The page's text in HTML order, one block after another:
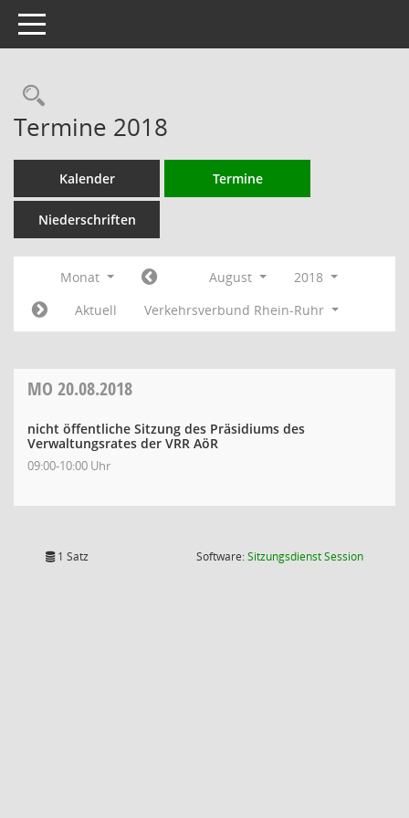
Toggle navigation
Rechercheauswahl
Termine 2018
Kalender Termine
Niederschriften
Monat August
2018
Aktuell
Verkehrsverbund Rhein-Ruhr
MO 20.08.2018
nicht öffentliche Sitzung des Präsidiums des
Verwaltungsrates der VRR AöR
09:00-10:00 Uhr
1 Satz Software:SitzungsdienstSession(Wird in